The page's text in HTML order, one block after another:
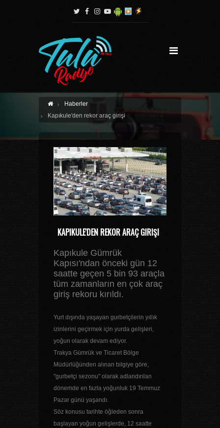
Haberler
Kapıkule'den rekor araç girişi
KAPIKULE'DEN REKOR ARAÇ GIRIŞI
Kapıkule Gümrük
Kapısı'ndan önceki gün 12
saatte geçen 5 bin 93 araçla
tüm zamanların en çok araç
giriş rekoru kırıldı.
Yurt dışında yaşayan gurbetçilerin yıllık
izinlerini geçirmek için yurda gelişleri,
yoğun olarak devam ediyor.
Trakya Gümrük ve Ticaret Bölge
Müdürlüğünden alınan bilgiye göre,
"gurbetçi sezonu" olarak adlandırılan
dönemde en fazla yoğunluk 19 Temmuz
Pazar günü yaşandı.
Söz konusu tarihte öğleden sonra
başlayan yoğun gelişlerde, 12 saatte